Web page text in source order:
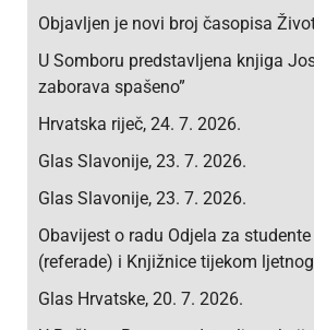
Objavljen je novi broj časopisa
U Somboru predstavljena knjiga
zaborava spašeno”
Hrvatska riječ, 24. 7. 2026.
Glas Slavonije, 23. 7. 2026.
Glas Slavonije, 23. 7. 2026.
Obavijest o radu Odjela za
(referade) i Knjižnice tijekom
Glas Hrvatske, 20. 7. 2026.